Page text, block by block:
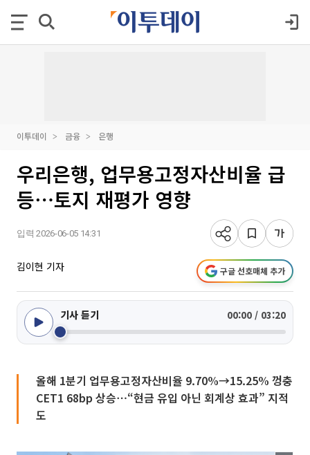
이투데이 금융 은행
우리은행, 업무용고정자산비율 급
등⋯토지 재평가 영향
입력 2026-06-05 14:31
김이현 기자 구글 선호매체 추가
기사 듣기 00:00 / 03:20
올해 1분기 업무용고정자산비율 9.70%→15.25% 껑충
CET1 68bp 상승⋯“현금 유입 아닌 회계상 효과” 지적
도